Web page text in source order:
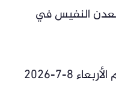
النفيس في
أسعار الذهب في الإمارات اليوم الأربعاء 8-7-2026